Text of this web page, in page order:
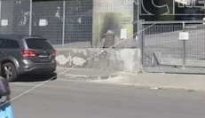
Italia Mondo
Sanità